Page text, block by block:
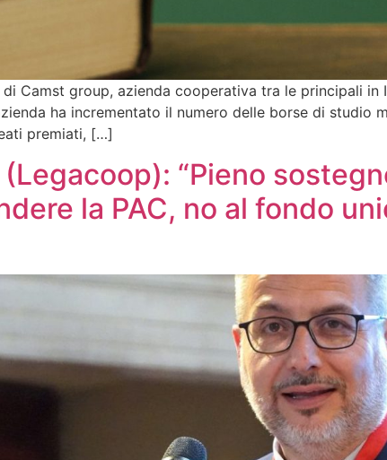
di Camst group, azienda cooperativa tra le principali
ha incrementato il numero delle borse di studio
premiati, […]
“Pieno
la PAC, no al fondo